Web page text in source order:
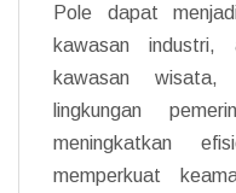
Pole dapat
kawasan
kawasan wisata,
lingkungan
meningkatkan
memperkuat